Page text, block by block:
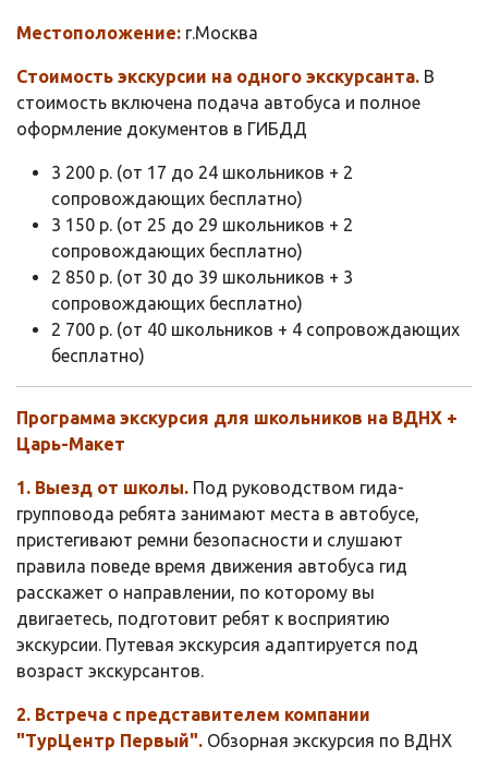
Местоположение: г.Москва
Стоимость экскурсии на одного экскурсанта. В
стоимость включена подача автобуса и полное
оформление документов в ГИБДД
3 200 р. (от 17 до 24 школьников + 2
сопровождающих бесплатно)
3 150 р. (от 25 до 29 школьников + 2
сопровождающих бесплатно)
2 850 р. (от 30 до 39 школьников + 3
сопровождающих бесплатно)
2 700 р. (от 40 школьников + 4 сопровождающих
бесплатно)
Программа экскурсия для школьников на ВДНХ +
Царь-Макет
1. Выезд от школы. Под руководством гида-
групповода ребята занимают места в автобусе,
пристегивают ремни безопасности и слушают
правила поведе время движения автобуса гид
расскажет о направлении, по которому вы
двигаетесь, подготовит ребят к восприятию
экскурсии. Путевая экскурсия адаптируется под
возраст экскурсантов.
2. Встреча с представителем компании
"ТурЦентр Первый". Обзорная экскурсия по ВДНХ